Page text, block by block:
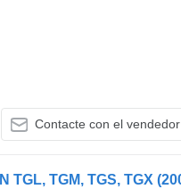
Contacte con el vendedor